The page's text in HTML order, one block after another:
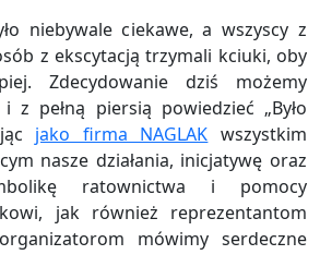
niebywale ciekawe, a wszyscy z
z ekscytacją trzymali kciuki, oby
Zdecydowanie dziś możemy
z pełną piersią powiedzieć „Było
jako firma NAGLAK wszystkim
nasze działania, inicjatywę oraz
ratownictwa i pomocy
jak również reprezentantom
mówimy serdeczne